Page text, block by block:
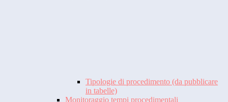
Tipologie di procedimento (da pubblicare
in tabelle)
Monitoraggio tempi procedimentali